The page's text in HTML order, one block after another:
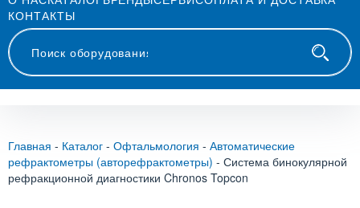
КОНТАКТЫ
Главная - Каталог - Офтальмология - Автоматические
рефрактометры (авторефрактометры) - Система бинокулярной
рефракционной диагностики Chronos Topcon